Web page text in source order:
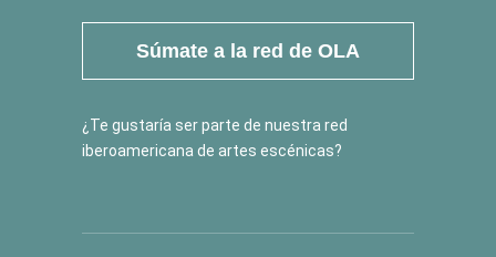
Súmate a la red de OLA
¿Te gustaría ser parte de nuestra red
iberoamericana de artes escénicas?